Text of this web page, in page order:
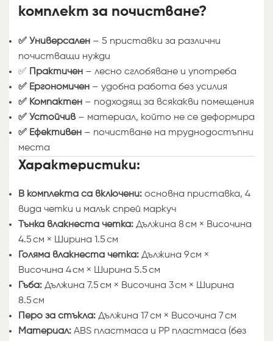
комплект за почистване?
✅ Универсален – 5 приставки за различни
почистващи нужди
✅ Практичен – лесно сглобяване и употреба
✅ Ергономичен – удобна работа без усилия
✅ Компактен – подходящ за всякакви помещения
✅ Устойчив – материал, който не се деформира
✅ Ефективен – почистване на труднодостъпни
места
Характеристики:
В комплекта са включени: основна приставка, 4
вида четки и малък спрей маркуч
Тънка влакнеста четка: Дължина 8 см × Височина
4.5 см × Ширина 1.5 см
Голяма влакнеста четка: Дължина 9 см ×
Височина 4 см × Ширина 5.5 см
Гъба: Дължина 7.5 см × Височина 3 см × Ширина
8.5 см
Перо за стъкла: Дължина 17 см × Височина 7 см
Материал: ABS пластмаса и PP пластмаса (без